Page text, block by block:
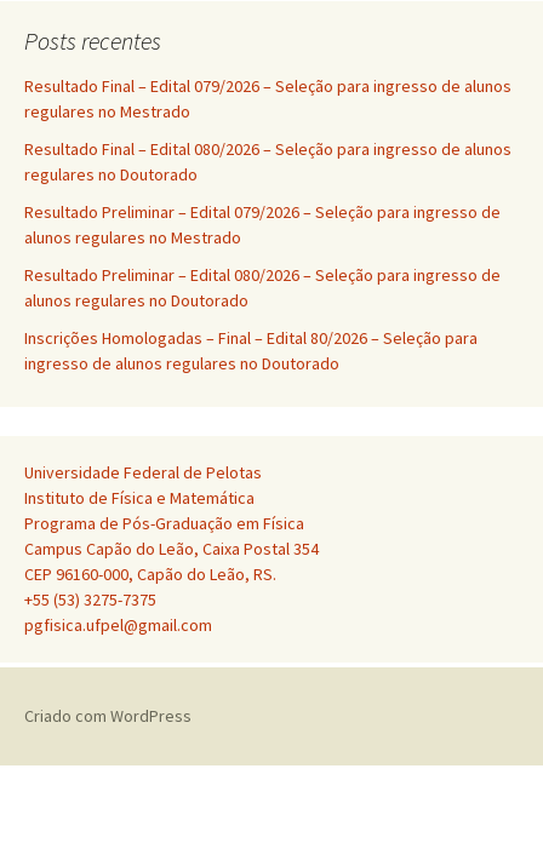
Posts recentes
Resultado Final – Edital 079/2026 – Seleção para ingresso de alunos
regulares no Mestrado
Resultado Final – Edital 080/2026 – Seleção para ingresso de alunos
regulares no Doutorado
Resultado Preliminar – Edital 079/2026 – Seleção para ingresso de
alunos regulares no Mestrado
Resultado Preliminar – Edital 080/2026 – Seleção para ingresso de
alunos regulares no Doutorado
Inscrições Homologadas – Final – Edital 80/2026 – Seleção para
ingresso de alunos regulares no Doutorado
Universidade Federal de Pelotas
Instituto de Física e Matemática
Programa de Pós-Graduação em Física
Campus Capão do Leão, Caixa Postal 354
CEP 96160-000, Capão do Leão, RS.
+55 (53) 3275-7375
pgfisica.ufpel@gmail.com
Criado com WordPress